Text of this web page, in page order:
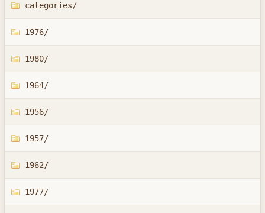
categories/
1976/
1980/
1964/
1956/
1957/
1962/
1977/